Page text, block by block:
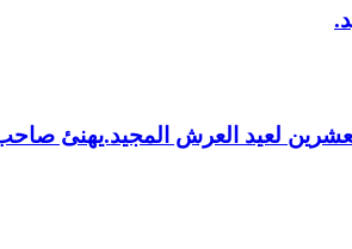
لعيد العرش المجيد.يهنئ